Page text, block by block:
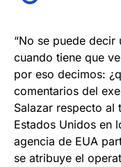
“No se puede decir
cuando tiene que
por eso decimos:
comentarios del
Salazar respecto al
Estados Unidos en
agencia de EUA
se atribuye el